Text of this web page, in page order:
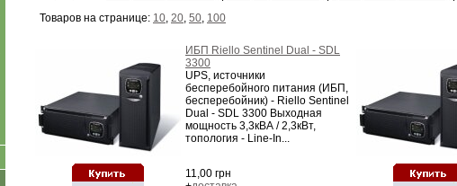
Товаров на странице: 10, 20, 50, 100
ИБП Riello Sentinel Dual - SDL
3300
UPS, источники
бесперебойного питания (ИБП,
бесперебойник) - Riello Sentinel
Dual - SDL 3300 Выходная
мощность 3,3кВА / 2,3кВт,
топология - Line-In...
11,00 грн